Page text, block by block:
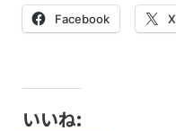
Facebook X
いいね: